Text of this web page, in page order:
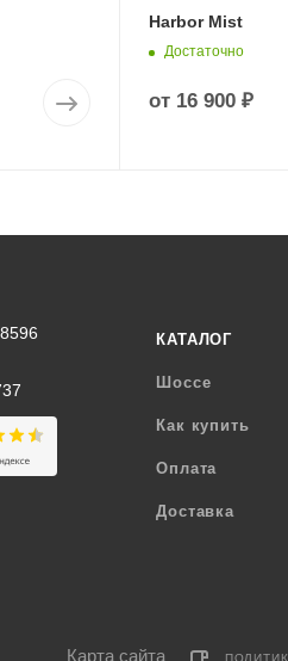
Harbor Mist
Достаточно
от 16 900 ₽
КАТАЛОГ
Шоссе
Как купить
Оплата
Доставка
Карта сайта